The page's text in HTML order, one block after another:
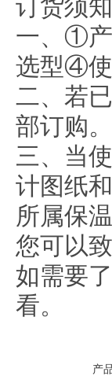
订货须
一、①
选型④
二、若
部订购。
三、当
计图纸
所属保
您可以
如需要
看。
产